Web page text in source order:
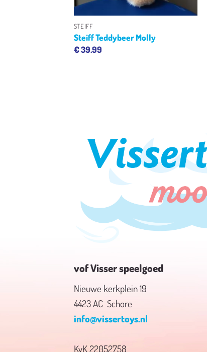
+
STEIFF
Steiff Teddybeer Molly
€39.99
vof Visser speelgoed
Nieuwe kerkplein 19
4423 AC Schore
info@vissertoys.nl
KvK 22052758